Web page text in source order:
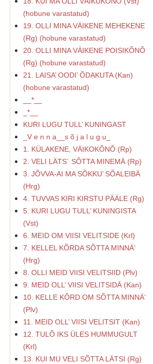
(hobune varastatud)
19. OLLI MINA VÄIKENE MEHEKENE
(Rg) (hobune varastatud)
20. OLLI MINA VÄIKENE POISIKÕNÕ
(Rg) (hobune varastatud)
21. LAISA’ OODI’ ÕDAKUTA (Kan)
(hobune varastatud)
__*__
_*__
KURI LUGU TULL’ KUNINGAST
_V e n n a__s õ j a l u g u_
1. KÜLAKENE, VÄIKOKÕNÕ (Rp)
2. VELI LÄTS´ SÕTTA MINEMÄ (Rp)
3. JÕVVA-AI MA SÕKKU’ SÕALEIBÄ
(Hrg)
4. TUVVAS KIRI KIRSTU PÄÄLE (Rg)
5. KURI LUGU TULL’ KUNINGISTA
(Vst)
6. MEID OM VIISI VELITSIDE (Krl)
7. KELLEL KÕRDA SÕTTA MINNÄ’
(Hrg)
8. OLLI MEID VIISI VELITSIID (Plv)
9. MEID OLL’ VIISI VELITSIDÄ (Kan)
10. KELLE KÕRD OM SÕTTA MINNÄ’
(Plv)
11. MEID OLL’ VIISI VELITSIT (Kan)
12. TULÕ IKS ÜLES HUMMUGULT
(Krl)
13. KUI MU VELI SÕTTA LÄTSI (Rg)